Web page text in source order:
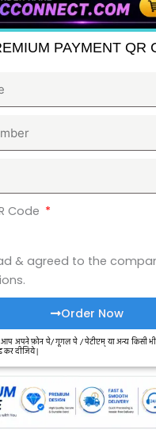
PAYMENT QR
Code
& agreed to the
Order Now
अपने फ़ोन पे/ गूगल पे / पेटीएम् या अन्य किसी
कर दीजिये |